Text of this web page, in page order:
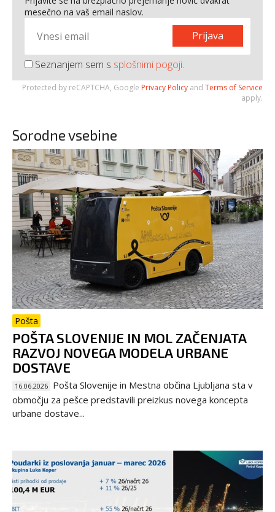
mesečno na vaš email naslov.
Prijava
Seznanjem sem s splošnimi pogoji.
Protected by reCAPTCHA, Google Privacy Policy and Terms of Service
apply.
Sorodne vsebine
Pošta
POŠTA SLOVENIJE IN MOL ZAČENJATA
RAZVOJ NOVEGA MODELA URBANE
DOSTAVE
16.06.2026 Pošta Slovenije in Mestna občina Ljubljana sta v
območju za pešce predstavili preizkus novega koncepta
urbane dostave...